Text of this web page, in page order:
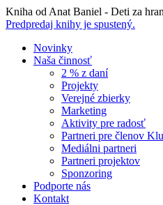
Skip
to
Kniha od Anat Baniel - Deti za
Predpredaj knihy je spustený.
Novinky
Naša činnosť
2 % z daní
Projekty
Verejné zbierky
Marketing
Aktivity pre radosť
Partneri pre členov
Mediálni partneri
Partneri projektov
Sponzoring
Podporte nás
Kontakt